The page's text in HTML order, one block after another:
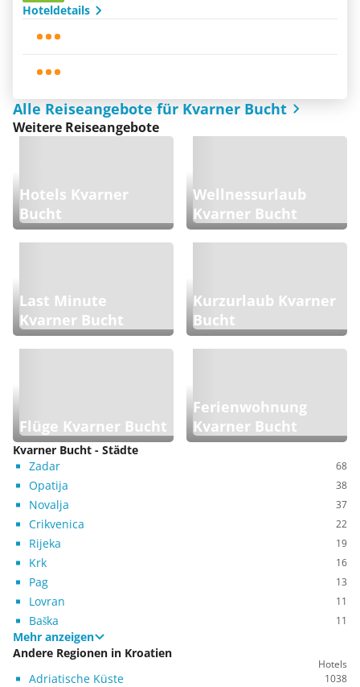
Hoteldetails
Alle Reiseangebote für Kvarner Bucht
Weitere Reiseangebote
Hotels Kvarner
Bucht
Wellnessurlaub
Kvarner Bucht
Last Minute
Kvarner Bucht
Kurzurlaub Kvarner
Bucht
Flüge Kvarner Bucht
Ferienwohnung
Kvarner Bucht
Kvarner Bucht - Städte
Zadar
68
Opatija 38
Novalja 37
Crikvenica 22
Rijeka 19
Krk 16
Pag 13
Lovran 11
Baška 11
Mehr anzeigen
Andere Regionen in Kroatien
Hotels
Adriatische Küste 1038